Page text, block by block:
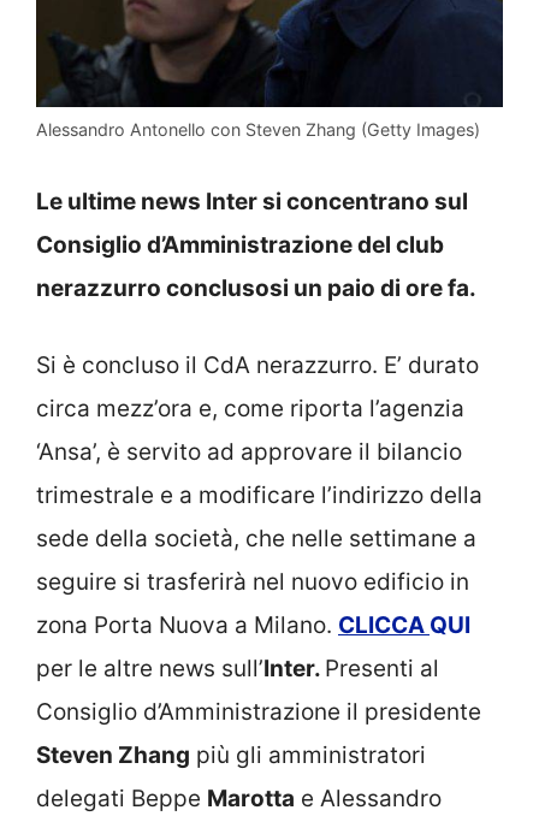
Alessandro Antonello con Steven Zhang (Getty Images)
Le ultime news Inter si concentrano sul
Consiglio d’Amministrazione del club
nerazzurro conclusosi un paio di ore fa.
Si è concluso il CdA nerazzurro. E’ durato
circa mezz’ora e, come riporta l’agenzia
‘Ansa’, è servito ad approvare il bilancio
trimestrale e a modificare l’indirizzo della
sede della società, che nelle settimane a
seguire si trasferirà nel nuovo edificio in
zona Porta Nuova a Milano. CLICCA QUI
per le altre news sull’Inter. Presenti al
Consiglio d’Amministrazione il presidente
Steven Zhang più gli amministratori
delegati Beppe Marotta e Alessandro